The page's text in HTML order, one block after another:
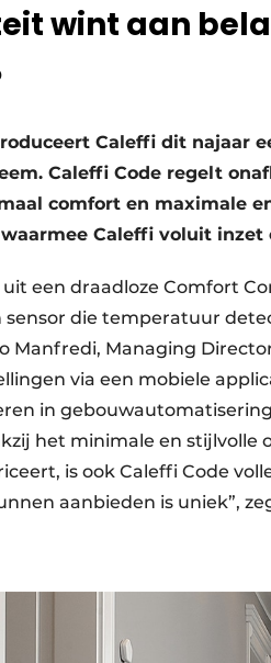
statement
wint aan
Caleffi dit najaar
Caleffi Code regelt
comfort en maximale
Caleffi voluit
een draadloze Comfort
die temperatuur
Manfredi, Managing
via een mobiele
in
het minimale en stijlvolle
is ook Caleffi Code
aanbieden is uniek”,